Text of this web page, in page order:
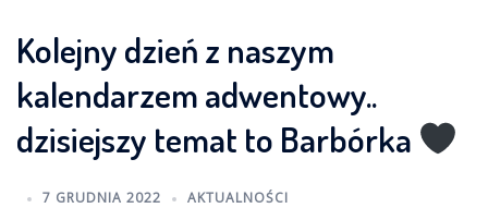
Kolejny dzień z naszym
kalendarzem adwentowy..
dzisiejszy temat to Barbórka
7 GRUDNIA 2022 AKTUALNOŚCI